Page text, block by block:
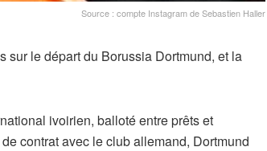
Source : compte Instagram de Sebastien Haller
sur le départ du Borussia Dortmund, et la
ivoirien, balloté entre prêts et
contrat avec le club allemand, Dortmund